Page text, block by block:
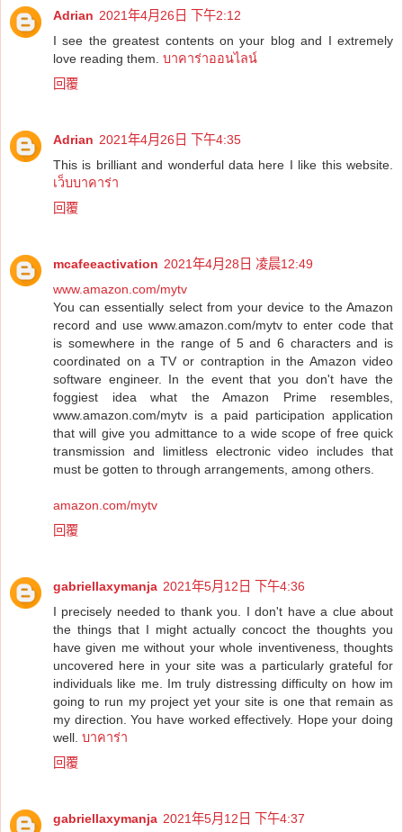
Adrian 2021年4月26日 下午2:12
I see the greatest contents on your blog and I extremely
love reading them. บาคาร่าออนไลน์
回覆
Adrian 2021年4月26日 下午4:35
This is brilliant and wonderful data here I like this website.
เว็บบาคาร่า
回覆
mcafeeactivation 2021年4月28日 凌晨12:49
www.amazon.com/mytv
You can essentially select from your device to the Amazon
record and use www.amazon.com/mytv to enter code that
is somewhere in the range of 5 and 6 characters and is
coordinated on a TV or contraption in the Amazon video
software engineer. In the event that you don't have the
foggiest idea what the Amazon Prime resembles,
www.amazon.com/mytv is a paid participation application
that will give you admittance to a wide scope of free quick
transmission and limitless electronic video includes that
must be gotten to through arrangements, among others.
amazon.com/mytv
回覆
gabriellaxymanja 2021年5月12日 下午4:36
I precisely needed to thank you. I don't have a clue about
the things that I might actually concoct the thoughts you
have given me without your whole inventiveness, thoughts
uncovered here in your site was a particularly grateful for
individuals like me. Im truly distressing difficulty on how im
going to run my project yet your site is one that remain as
my direction. You have worked effectively. Hope your doing
well. บาคาร่า
回覆
gabriellaxymanja 2021年5月12日 下午4:37